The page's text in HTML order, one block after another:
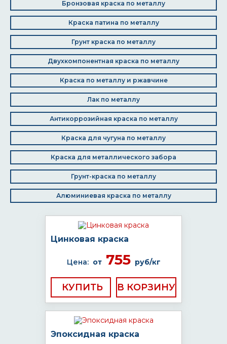
Бронзовая краска по металлу
Краска патина по металлу
Грунт краска по металлу
Двухкомпонентная краска по металлу
Краска по металлу и ржавчине
Лак по металлу
Антикоррозийная краска по металлу
Краска для чугуна по металлу
Краска для металлического забора
Грунт-краска по металлу
Алюминиевая краска по металлу
Цинковая краска
Цена: от755 руб/кг
КУПИТЬ
Эпоксидная краска